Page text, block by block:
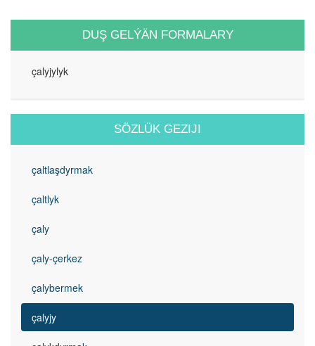
DUŞ GELÝÄN FORMALARY
çalyjylyk
SÖZLÜK GEZIJI
çaltlaşdyrmak
çaltlyk
çaly
çaly-çerkez
çalybermek
çalyjy